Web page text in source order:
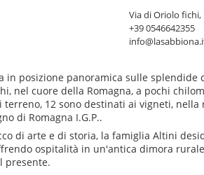
Via di Oriolo fichi,
+39 0546642355
in posizione panoramica sulle
nel cuore della Romagna, a pochi
12 sono destinati ai vigneti, nella
di Romagna I.G.P..
di arte e di storia, la famiglia Altini
ospitalità in un'antica dimora
presente.